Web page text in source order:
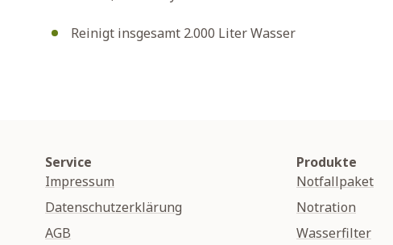
Reinigt insgesamt 2.000 Liter Wasser
Service
Impressum
Datenschutzerklärung
AGB
Produkte
Notfallpaket
Notration
Wasserfilter